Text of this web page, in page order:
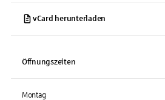
vCard herunterladen
Öffnungszeiten
Montag